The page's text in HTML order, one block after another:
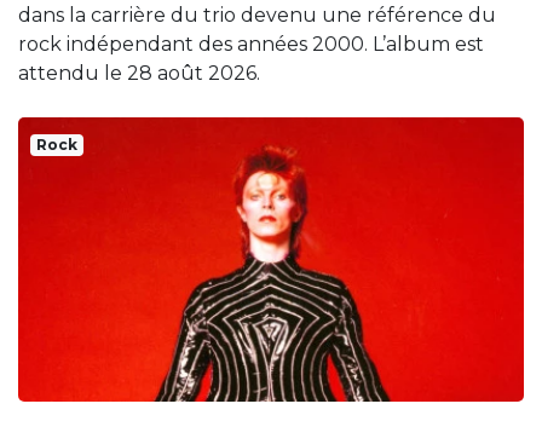
dans la carrière du trio devenu une référence du
rock indépendant des années 2000. L’album est
attendu le 28 août 2026.
Rock